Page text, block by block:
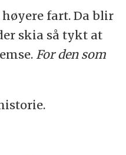
fart. Da blir
skia så tykt at
For den som